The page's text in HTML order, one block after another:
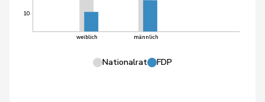
10
weiblich männlich
Nationalrat FDP